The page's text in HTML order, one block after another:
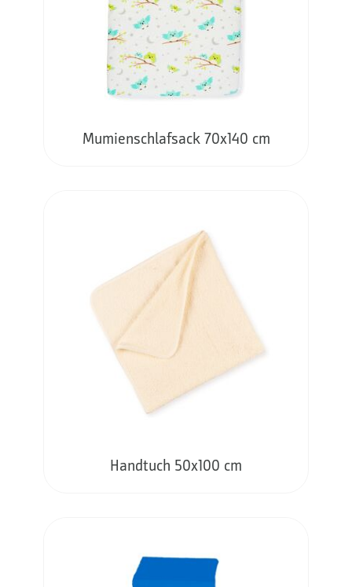
Mumienschlafsack 70x140 cm
Handtuch 50x100 cm